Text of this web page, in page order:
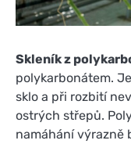
Skleník z
polykarbonátem.
sklo a při rozbití
ostrých střepů.
namáhání výrazně